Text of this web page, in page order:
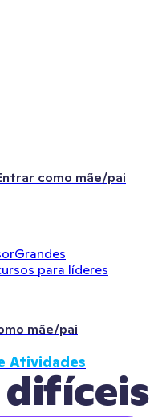
como mãe/pai
Grandes
para líderes
mãe/pai
difíceis
Atividades